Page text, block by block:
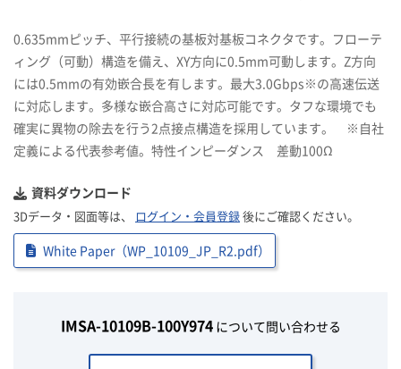
0.635mmピッチ、平行接続の基板対基板コネクタです。フローテ
ィング（可動）構造を備え、XY方向に0.5mm可動します。Z方向
には0.5mmの有効嵌合長を有します。最大3.0Gbps※の高速伝送
に対応します。多様な嵌合高さに対応可能です。タフな環境でも
確実に異物の除去を行う2点接点構造を採用しています。 ※自社
定義による代表参考値。特性インピーダンス 差動100Ω
資料ダウンロード
3Dデータ・図面等は、 ログイン・会員登録後にご確認ください。
White Paper（WP_10109_JP_R2.pdf）
IMSA-10109B-100Y974について問い合わせる